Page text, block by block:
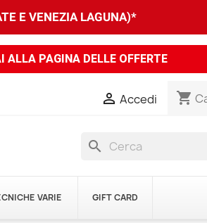
E VENEZIA LAGUNA)*
ALLA PAGINA DELLE OFFERTE
 Accedi shopping_cart
search
VARIE GIFT CARD